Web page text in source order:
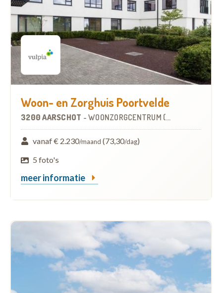
Woon- en Zorghuis Poortvelde
3200 AARSCHOT - WOONZORGCENTRUM (WZC)
vanaf € 2.230/maand (73,30/dag)
5 foto's
meer informatie